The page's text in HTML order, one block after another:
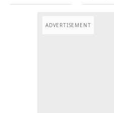
ADVERTISEMENT